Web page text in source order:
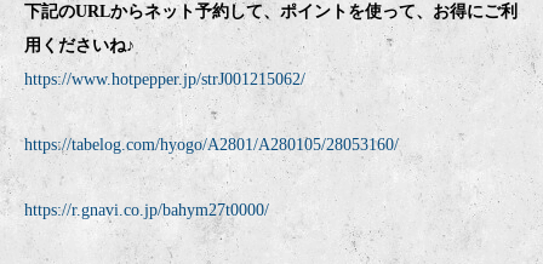
下記のURLからネット予約して、ポイントを使って、お得にご利
用くださいね♪
https://www.hotpepper.jp/strJ001215062/
https://tabelog.com/hyogo/A2801/A280105/28053160/
https://r.gnavi.co.jp/bahym27t0000/